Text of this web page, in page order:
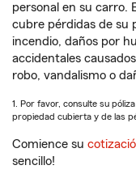
personal en su carro.
cubre pérdidas de su
incendio, daños por
accidentales
robo, vandalismo o
1. Por favor, consulte su
propiedad cubierta y de las
Comience su
sencillo!